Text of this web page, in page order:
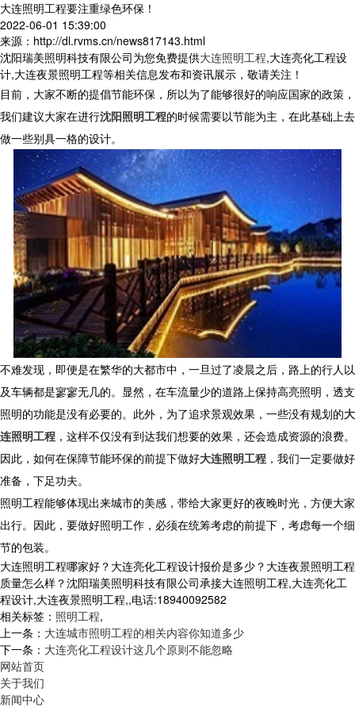
大连照明工程要注重绿色环保！
2022-06-01 15:39:00
来源：http://dl.rvms.cn/news817143.html
沈阳瑞美照明科技有限公司为您免费提供大连照明工程,大连亮化工程设
计,大连夜景照明工程等相关信息发布和资讯展示，敬请关注！
目前，大家不断的提倡节能环保，所以为了能够很好的响应国家的政策，
我们建议大家在进行沈阳照明工程的时候需要以节能为主，在此基础上去
做一些别具一格的设计。
不难发现，即便是在繁华的大都市中，一旦过了凌晨之后，路上的行人以
及车辆都是寥寥无几的。显然，在车流量少的道路上保持高亮照明，透支
照明的功能是没有必要的。此外，为了追求景观效果，一些没有规划的大
连照明工程 ，这样不仅没有到达我们想要的效果，还会造成资源的浪费。
因此，如何在保障节能环保的前提下做好大连照明工程 ，我们一定要做好
准备，下足功夫。
照明工程能够体现出来城市的美感，带给大家更好的夜晚时光，方便大家
出行。因此，要做好照明工作，必须在统筹考虑的前提下，考虑每一个细
节的包装。
大连照明工程哪家好？大连亮化工程设计报价是多少？大连夜景照明工程
质量怎么样？沈阳瑞美照明科技有限公司承接大连照明工程,大连亮化工
程设计,大连夜景照明工程,,电话:18940092582
相关标签： 照明工程,
上一条： 大连城市照明工程的相关内容你知道多少
下一条： 大连亮化工程设计这几个原则不能忽略
网站首页
关于我们
新闻中心